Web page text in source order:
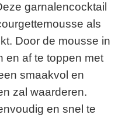
garnalencocktail
als
Door de mousse in
en af te toppen met
smaakvol en
zal waarderen.
en snel te